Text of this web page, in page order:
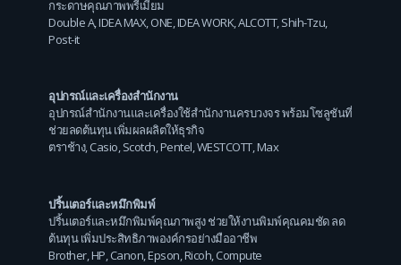
กระดาษคุณภาพพรีเมียม
Double A, IDEA MAX ONE IDEA WORK ALCOTT, Shih-Tzu
Post-it
อุปกรณ์และเครื่องสำนักงาน
อุปกรณ์สำนักงานและเครื่องใช้สำนักงานครบวงจร พร้อมโซลูชันที่
ช่วยลดต้นทุน เพิ่มผลผลิตให้ธุรกิจ
ตราช้าง,Casio,Scotch,Pentel,WESTCOTT,Max
ปริ้นเตอร์และหมึกพิมพ์
ปริ้นเตอร์และหมึกพิมพ์คุณภาพสูง ช่วยให้งานพิมพ์คุณคมชัด ลด
ต้นทุน เพิ่มประสิทธิภาพองค์กรอย่างมืออาชีพ
Brother,HP,Canon,Epson,Ricoh,Compute